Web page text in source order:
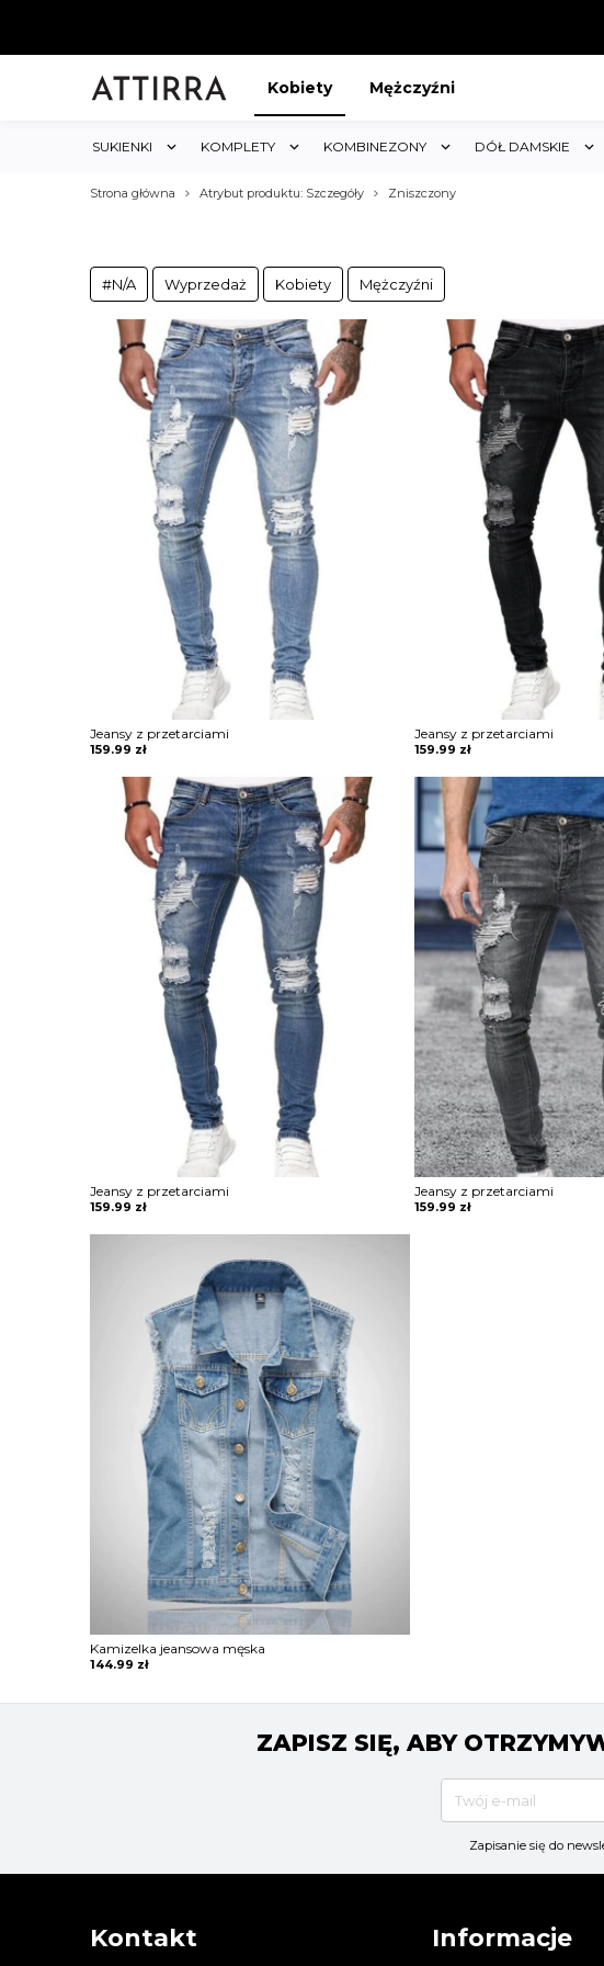
Kobiety Mężczyźni
SUKIENKI KOMPLETY KOMBINEZONY DÓŁ DAMSKIE
Strona główna Atrybut produktu: Szczegóły Zniszczony
#N/A Wyprzedaż Kobiety Mężczyźni
Jeansy z przetarciami
159.99 zł
Jeansy z przetarciami
159.99 zł
Jeansy z przetarciami
159.99 zł
Jeansy z przetarciami
159.99 zł
Kamizelka jeansowa męska
144.99 zł
ZAPISZ SIĘ, ABY
Zapisanie się do
Kontakt Informacje